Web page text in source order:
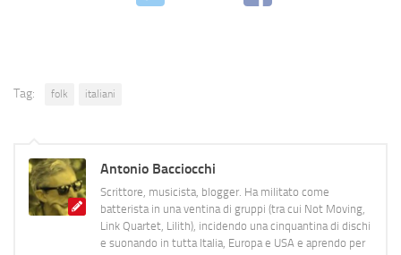
Tag: folk italiani
Antonio Bacciocchi
Scrittore, musicista, blogger. Ha militato come
batterista in una ventina di gruppi (tra cui Not Moving,
Link Quartet, Lilith), incidendo una cinquantina di dischi
e suonando in tutta Italia, Europa e USA e aprendo per